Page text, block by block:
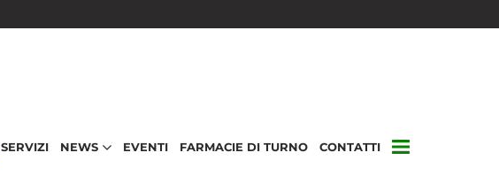
SERVIZI NEWS EVENTI FARMACIE DI TURNO CONTATTI